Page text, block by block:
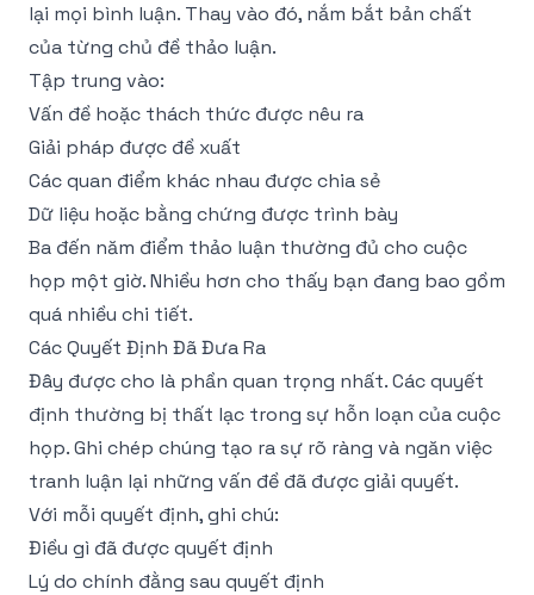
lại mọi bình luận. Thay vào đó, nắm bắt bản chất
của từng chủ đề thảo luận.
Tập trung vào:
Vấn đề hoặc thách thức được nêu ra
Giải pháp được đề xuất
Các quan điểm khác nhau được chia sẻ
Dữ liệu hoặc bằng chứng được trình bày
Ba đến năm điểm thảo luận thường đủ cho cuộc
họp một giờ. Nhiều hơn cho thấy bạn đang bao gồm
quá nhiều chi tiết.
Các Quyết Định Đã Đưa Ra
Đây được cho là phần quan trọng nhất. Các quyết
định thường bị thất lạc trong sự hỗn loạn của cuộc
họp. Ghi chép chúng tạo ra sự rõ ràng và ngăn việc
tranh luận lại những vấn đề đã được giải quyết.
Với mỗi quyết định, ghi chú:
Điều gì đã được quyết định
Lý do chính đằng sau quyết định